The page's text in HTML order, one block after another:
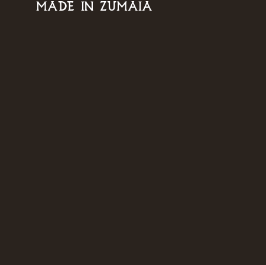
MADE IN ZUMAIA